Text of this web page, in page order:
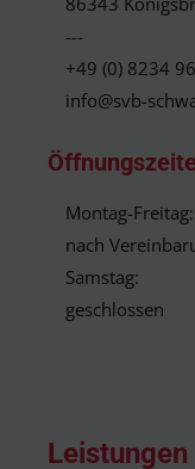
---
+49 (0) 8234
info@svb-
Montag-Freitag:
nach
Samstag:
geschlossen
Leistungen